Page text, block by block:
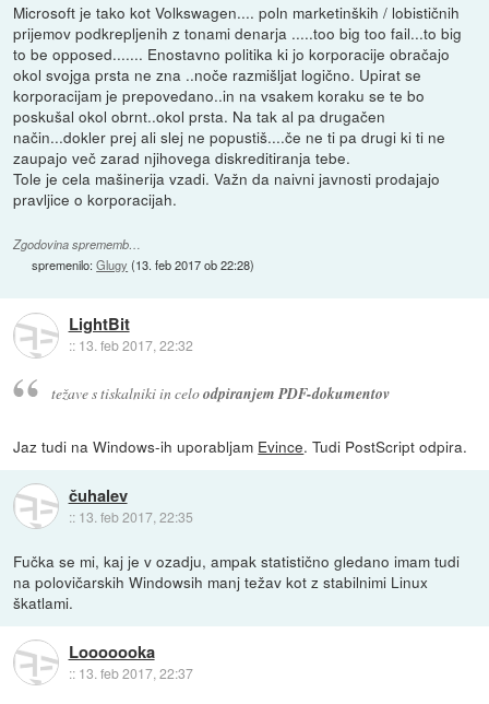
Microsoft je tako kot Volkswagen.... poln marketinških / lobističnih
prijemov podkrepljenih z tonami denarja .....too big too fail...to big
to be opposed....... Enostavno politika ki jo korporacije obračajo
okol svojga prsta ne zna ..noče razmišljat logično. Upirat se
korporacijam je prepovedano..in na vsakem koraku se te bo
poskušal okol obrnt..okol prsta. Na tak al pa drugačen
način...dokler prej ali slej ne popustiš....če ne ti pa drugi ki ti ne
zaupajo več zarad njihovega diskreditiranja tebe.
Tole je cela mašinerija vzadi. Važn da naivni javnosti prodajajo
pravljice o korporacijah.
Zgodovina sprememb…
spremenilo:Glugy (13. feb 2017 ob 22:28)
LightBit
:: 13. feb 2017, 22:32
težave s tiskalniki in celoodpiranjem PDF-dokumentov
Jaz tudi na Windows-ih uporabljam Evince. Tudi PostScript odpira.
čuhalev
:: 13. feb 2017, 22:35
Fučka se mi, kaj je v ozadju, ampak statistično gledano imam tudi
na polovičarskih Windowsih manj težav kot z stabilnimi Linux
škatlami.
Looooooka
:: 13. feb 2017, 22:37